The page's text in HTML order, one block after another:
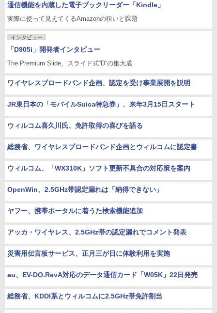
通信機能を内蔵した電子ブックリーダー「Kindle」
実際に使って見えてくるAmazonの狙いと課題
インタビュー
「D905i」開発者インタビュー
The Premium Slide、スライド式“D”の集大成
ワイヤレスブロードバンド企画、認定を受け事業展開を説明
JR東日本の「モバイルSuica特急券」、来年3月15日スタート
ウィルコム喜久川氏、免許取得の喜びを語る
総務省、ワイヤレスブロードバンド企画とウィルコムに認定書
ウィルコム、「WX310K」ソフト更新不具合の対応策を案内
OpenWin、2.5GHz帯認定漏れは「納得できない」
ヤフー、携帯ポータルに着うた検索機能追加
アッカ・ワイヤレス、2.5GHz帯の認定漏れでコメント発表
災害用伝言板サービス、正月三が日に体験利用を実施
au、EV-DO.RevA対応のデータ通信カード「W05K」22日発売
総務省、KDDI系とウィルコムに2.5GHz帯免許割当